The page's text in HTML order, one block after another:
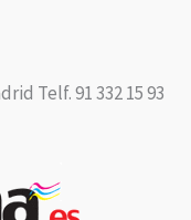
Telf. 91 332 15 93